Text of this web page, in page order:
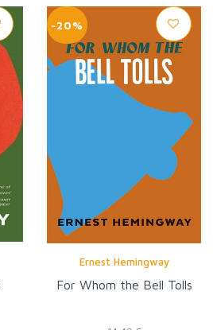
-20%
Ernest Hemingway
For Whom the Bell Tolls